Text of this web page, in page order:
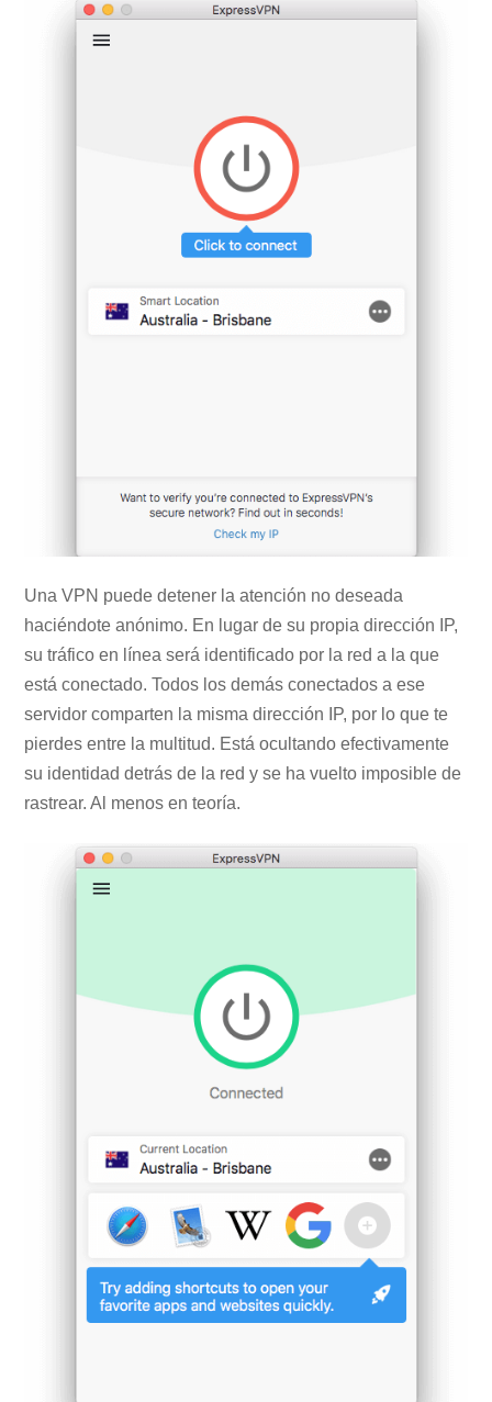
Una VPN puede detener la atención no deseada
haciéndote anónimo. En lugar de su propia dirección IP,
su tráfico en línea será identificado por la red a la que
está conectado. Todos los demás conectados a ese
servidor comparten la misma dirección IP, por lo que te
pierdes entre la multitud. Está ocultando efectivamente
su identidad detrás de la red y se ha vuelto imposible de
rastrear. Al menos en teoría.